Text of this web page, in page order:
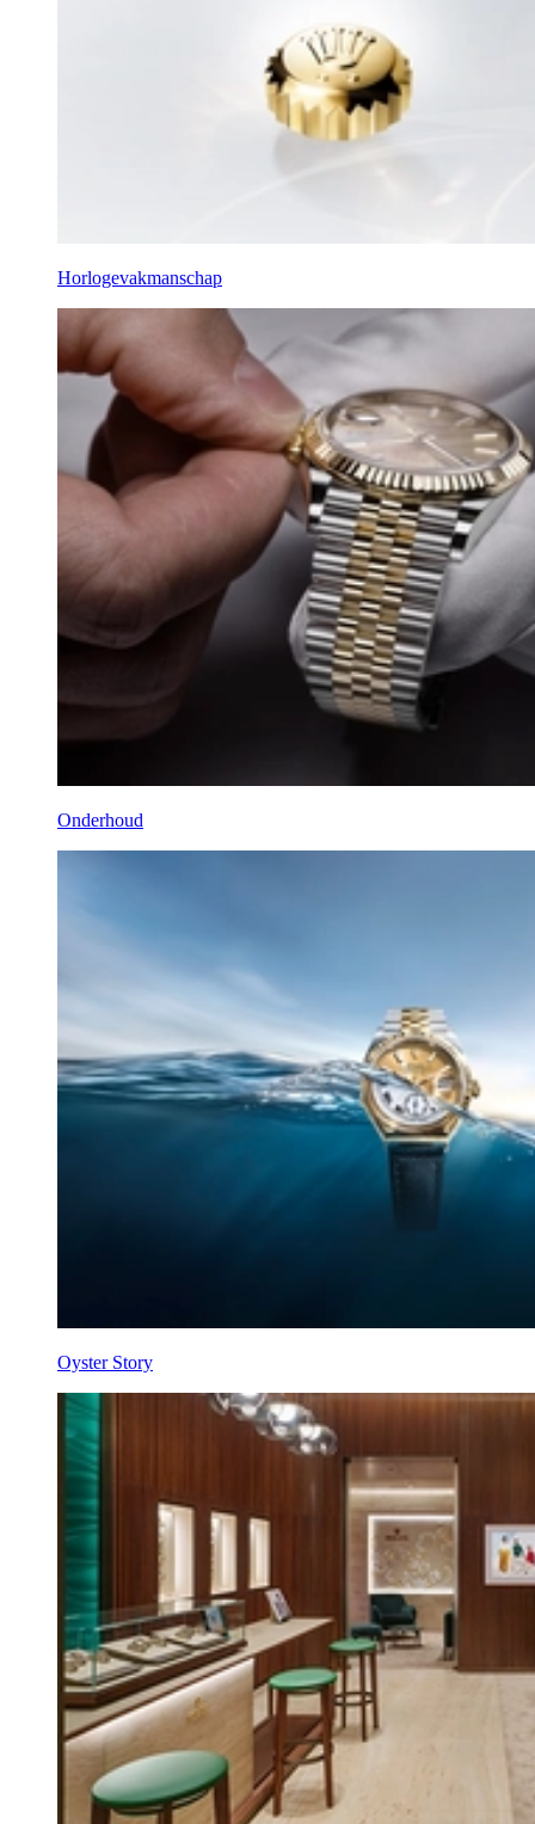
Horlogevakmanschap
Onderhoud
Oyster Story